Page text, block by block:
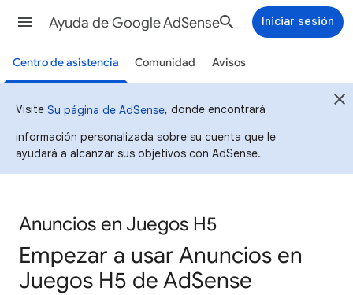
Ayuda de Google AdSense Iniciar sesión
Centro de asistencia Comunidad Avisos
Visite Su página de AdSense, donde encontrará
información personalizada sobre su cuenta que le
ayudará a alcanzar sus objetivos con AdSense.
Anuncios en Juegos H5
Empezar a usar Anuncios en
Juegos H5 de AdSense